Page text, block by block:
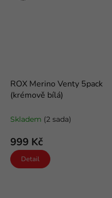
ROX Merino Venty 5pack
(krémově bílá)
Skladem (2 sada)
999 Kč
Detail